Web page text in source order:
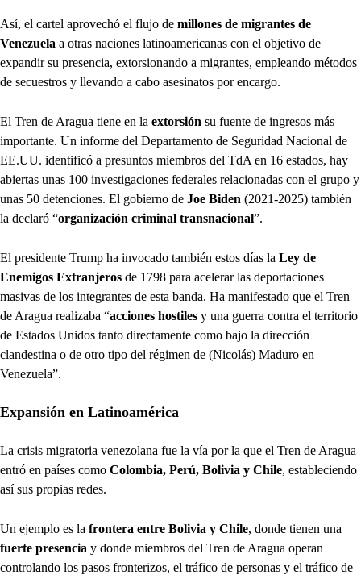
Así, el cartel aprovechó el flujo de millones de migrantes de
Venezuela a otras naciones latinoamericanas con el objetivo de
expandir su presencia, extorsionando a migrantes, empleando métodos
de secuestros y llevando a cabo asesinatos por encargo.
El Tren de Aragua tiene en la extorsión su fuente de ingresos más
importante. Un informe del Departamento de Seguridad Nacional de
EE.UU. identificó a presuntos miembros del TdA en 16 estados, hay
abiertas unas 100 investigaciones federales relacionadas con el grupo y
unas 50 detenciones. El gobierno de Joe Biden (2021-2025) también
la declaró “organización criminal transnacional”.
El presidente Trump ha invocado también estos días la Ley de
Enemigos Extranjeros de 1798 para acelerar las deportaciones
masivas de los integrantes de esta banda. Ha manifestado que el Tren
de Aragua realizaba “acciones hostiles y una guerra contra el territorio
de Estados Unidos tanto directamente como bajo la dirección
clandestina o de otro tipo del régimen de (Nicolás) Maduro en
Venezuela”.
Expansión en Latinoamérica
La crisis migratoria venezolana fue la vía por la que el Tren de Aragua
entró en países como Colombia, Perú, Bolivia y Chile, estableciendo
así sus propias redes.
Un ejemplo es la frontera entre Bolivia y Chile, donde tienen una
fuerte presencia y donde miembros del Tren de Aragua operan
controlando los pasos fronterizos, el tráfico de personas y el tráfico de